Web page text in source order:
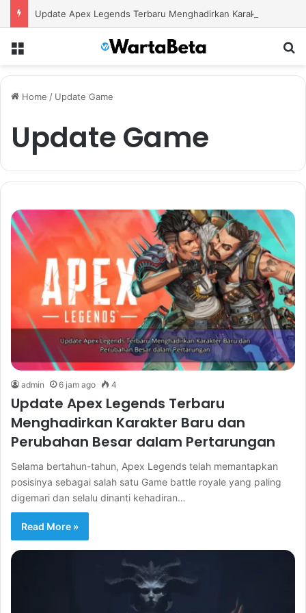
Home / Update Game
Update Game
admin 6 jam ago 4
Update Apex Legends Terbaru
Menghadirkan Karakter Baru dan
Perubahan Besar dalam Pertarungan
Selama bertahun-tahun, Apex Legends telah memantapkan
posisinya sebagai salah satu Game battle royale yang paling
digemari dan selalu dinanti kehadiran…
Read More »